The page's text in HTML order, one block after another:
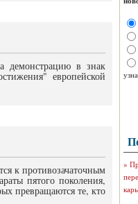
в знак
европейской
к противозачаточным
пятого поколения,
превращаются те, кто
»